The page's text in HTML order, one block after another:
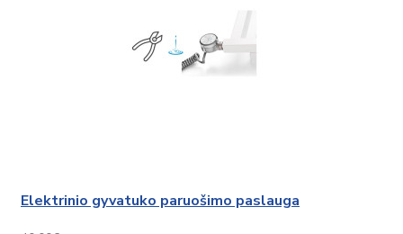
Elektrinio gyvatuko paruošimo paslauga